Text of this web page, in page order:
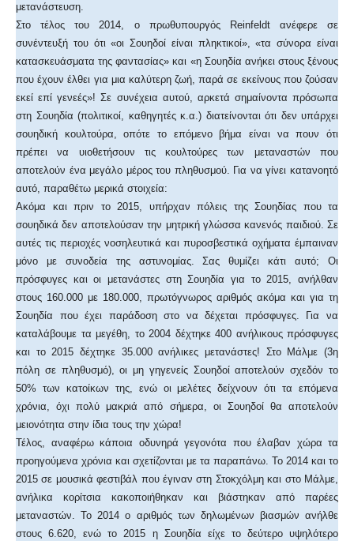
μετανάστευση.
Στο τέλος του 2014, ο πρωθυπουργός Reinfeldt ανέφερε σε
συνέντευξή του ότι «οι Σουηδοί είναι πληκτικοί», «τα σύνορα είναι
κατασκευάσματα της φαντασίας» και «η Σουηδία ανήκει στους ξένους
που έχουν έλθει για μια καλύτερη ζωή, παρά σε εκείνους που ζούσαν
εκεί επί γενεές»! Σε συνέχεια αυτού, αρκετά σημαίνοντα πρόσωπα
στη Σουηδία (πολιτικοί, καθηγητές κ.α.) διατείνονται ότι δεν υπάρχει
σουηδική κουλτούρα, οπότε το επόμενο βήμα είναι να πουν ότι
πρέπει να υιοθετήσουν τις κουλτούρες των μεταναστών που
αποτελούν ένα μεγάλο μέρος του πληθυσμού. Για να γίνει κατανοητό
αυτό, παραθέτω μερικά στοιχεία:
Ακόμα και πριν το 2015, υπήρχαν πόλεις της Σουηδίας που τα
σουηδικά δεν αποτελούσαν την μητρική γλώσσα κανενός παιδιού. Σε
αυτές τις περιοχές νοσηλευτικά και πυροσβεστικά οχήματα έμπαιναν
μόνο με συνοδεία της αστυνομίας. Σας θυμίζει κάτι αυτό; Οι
πρόσφυγες και οι μετανάστες στη Σουηδία για το 2015, ανήλθαν
στους 160.000 με 180.000, πρωτόγνωρος αριθμός ακόμα και για τη
Σουηδία που έχει παράδοση στο να δέχεται πρόσφυγες. Για να
καταλάβουμε τα μεγέθη, το 2004 δέχτηκε 400 ανήλικους πρόσφυγες
και το 2015 δέχτηκε 35.000 ανήλικες μετανάστες! Στο Μάλμε (3η
πόλη σε πληθυσμό), οι μη γηγενείς Σουηδοί αποτελούν σχεδόν το
50% των κατοίκων της, ενώ οι μελέτες δείχνουν ότι τα επόμενα
χρόνια, όχι πολύ μακριά από σήμερα, οι Σουηδοί θα αποτελούν
μειονότητα στην ίδια τους την χώρα!
Τέλος, αναφέρω κάποια οδυνηρά γεγονότα που έλαβαν χώρα τα
προηγούμενα χρόνια και σχετίζονται με τα παραπάνω. Το 2014 και το
2015 σε μουσικά φεστιβάλ που έγιναν στη Στοκχόλμη και στο Μάλμε,
ανήλικα κορίτσια κακοποιήθηκαν και βιάστηκαν από παρέες
μεταναστών. Το 2014 ο αριθμός των δηλωμένων βιασμών ανήλθε
στους 6.620, ενώ το 2015 η Σουηδία είχε το δεύτερο υψηλότερο